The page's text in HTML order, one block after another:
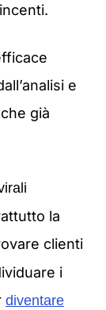
e
già
la
clienti
i
diventare